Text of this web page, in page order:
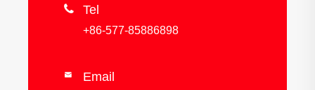
 Tel
+86-577-85886898
 Email